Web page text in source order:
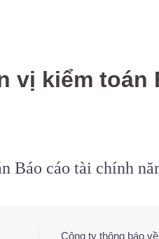
vị kiểm toán
Báo cáo tài chính
Công ty thông báo